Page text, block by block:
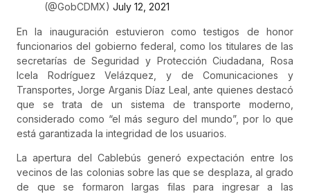
(@GobCDMX) July 12, 2021
En la inauguración estuvieron como testigos de honor
funcionarios del gobierno federal, como los titulares de las
secretarías de Seguridad y Protección Ciudadana, Rosa
Icela Rodríguez Velázquez, y de Comunicaciones y
Transportes, Jorge Arganis Díaz Leal, ante quienes destacó
que se trata de un sistema de transporte moderno,
considerado como “el más seguro del mundo”, por lo que
está garantizada la integridad de los usuarios.
La apertura del Cablebús generó expectación entre los
vecinos de las colonias sobre las que se desplaza, al grado
de que se formaron largas filas para ingresar a las